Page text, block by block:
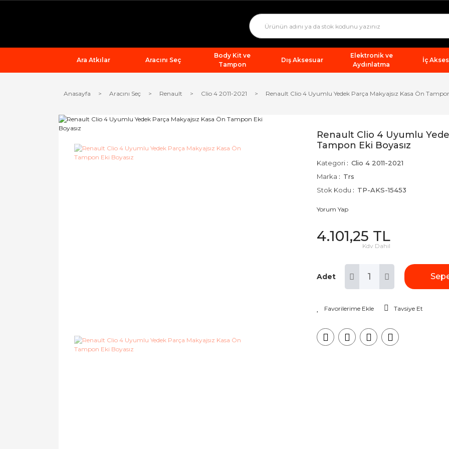
Ara Atkılar Aracını Seç
Body Kit ve
Tampon
Dış Aksesuar
Elektronik ve
Aydınlatma
İç
Anasayfa Aracını Seç Renault Clio 4 2011-2021 Renault Clio 4 Uyumlu Yedek Parça Makyajsız Kasa Ön
Renault Clio 4 Uyumlu
Tampon Eki Boyasız
Kategori
Clio 4 2011-2021
Marka
Trs
Stok Kodu
TP-AKS-15453
Yorum Yap
4.101,25 TL
Kdv Dahil
Adet
Tavsiye Et